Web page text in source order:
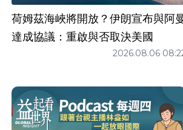
荷姆茲海峽將開放？伊朗宣布與阿
達成協議：重啟與否取決美國
2026.08.06